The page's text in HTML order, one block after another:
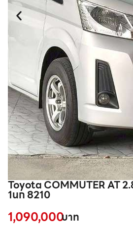
Toyota COMMUTER AT
1นก 8210
1,090,000บาท